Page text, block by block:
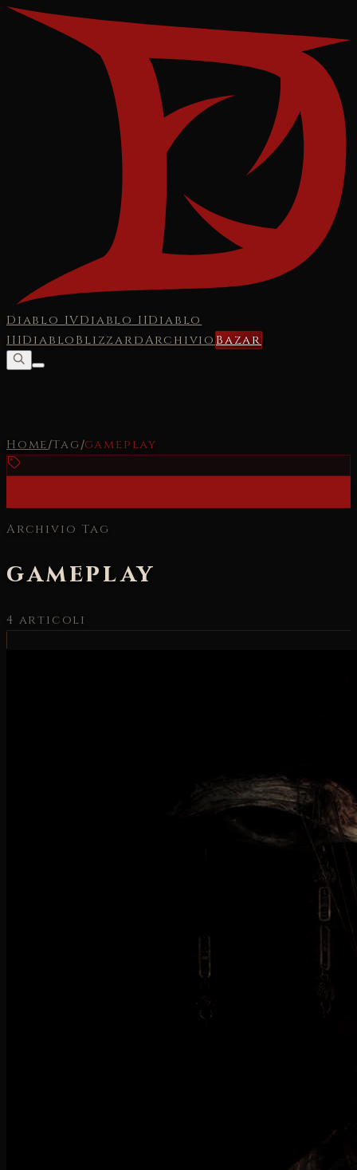
Diablo IVDiablo IIDiablo
IIIDiabloBlizzardArchivioBazar
Home/Tag /gameplay
Archivio Tag
gameplay
4 articoli